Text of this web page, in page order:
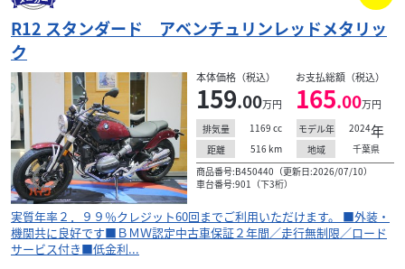
R12 スタンダード アベンチュリンレッドメタリッ
ク
本体価格（税込）
159.00万円
お支払総額（税込）
165.00万円
排気量 1169 cc モデル年 2024年
距離 516 km 地域
千葉県
商品番号:B450440（更新日:2026/07/10）
車台番号:901（下3桁）
実質年率２．９９％クレジット60回までご利用いただけます。 ■外装・
機関共に良好です■ＢＭＷ認定中古車保証２年間／走行無制限／ロード
サービス付き■低金利...